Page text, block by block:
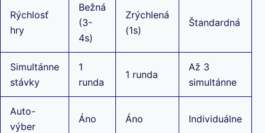
Rýchlosť
hry
Bežná
(3-
4s)
Zrýchlená
(1s)
Štandardná
Simultánne
stávky
1
runda
1 runda
Až 3
simultánne
Auto-
výber
Áno Áno Individuálne